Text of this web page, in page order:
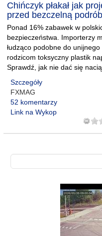
Chińczyk płakał jak
przed bezczelną
Ponad 16% zabawek w
bezpieczeństwa. Importerzy
łudząco podobne do
rodzicom toksyczny plastik
Sprawdź, jak nie dać się
Szczegóły
FXMAG
52 komentarzy
Link na Wykop